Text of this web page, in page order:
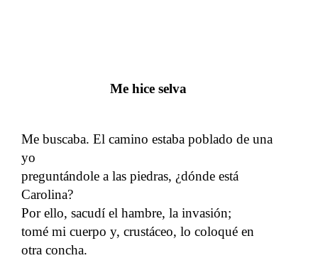
Me hice selva
Me buscaba. El camino estaba poblado de una
yo
preguntándole a las piedras, ¿dónde está
Carolina?
Por ello, sacudí el hambre, la invasión;
tomé mi cuerpo y, crustáceo, lo coloqué en
otra concha.